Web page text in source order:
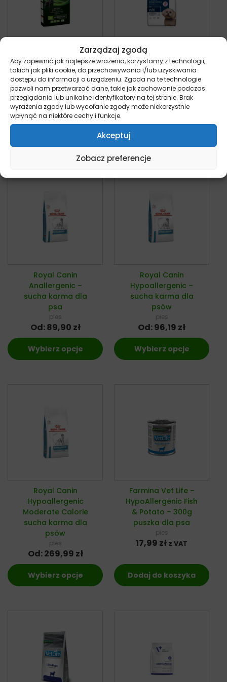
Zarządzaj zgodą
Aby zapewnić jak najlepsze wrażenia, korzystamy z technologii,
takich jak pliki cookie, do przechowywania i/lub uzyskiwania
dostępu do informacji o urządzeniu. Zgoda na te technologie
pozwoli nam przetwarzać dane, takie jak zachowanie podczas
przeglądania lub unikalne identyfikatory na tej stronie. Brak
wyrażenia zgody lub wycofanie zgody może niekorzystnie
wpłynąć na niektóre cechy i funkcje.
Akceptuj
Zobacz preferencje
Purina HA
Hypoallergenic –
sucha karma dla
psa
pies
Od:129,00zł
Hill’s Prescription
Diet Z/D Mini –
sucha karma dla
psa
pies
52,00zł z VAT
Royal Canin
Anallergenic –
sucha karma dla
psa
pies
Od:89,90 zł
Wybierz opcje
Royal Canin
Hypoallergenic –
sucha karma dla
psów
pies
Od:96,19 zł
Wybierz opcje
Royal Canin
Hypoallergenic
Moderate Calorie
sucha karma dla
psów
pies
Od:269,99 zł
Wybierz opcje
Farmina Vet Life –
HypoAllergenic Fish
& Potato – 300g
puszka dla psa
pies
17,99 zł z VAT
Dodaj do koszyka